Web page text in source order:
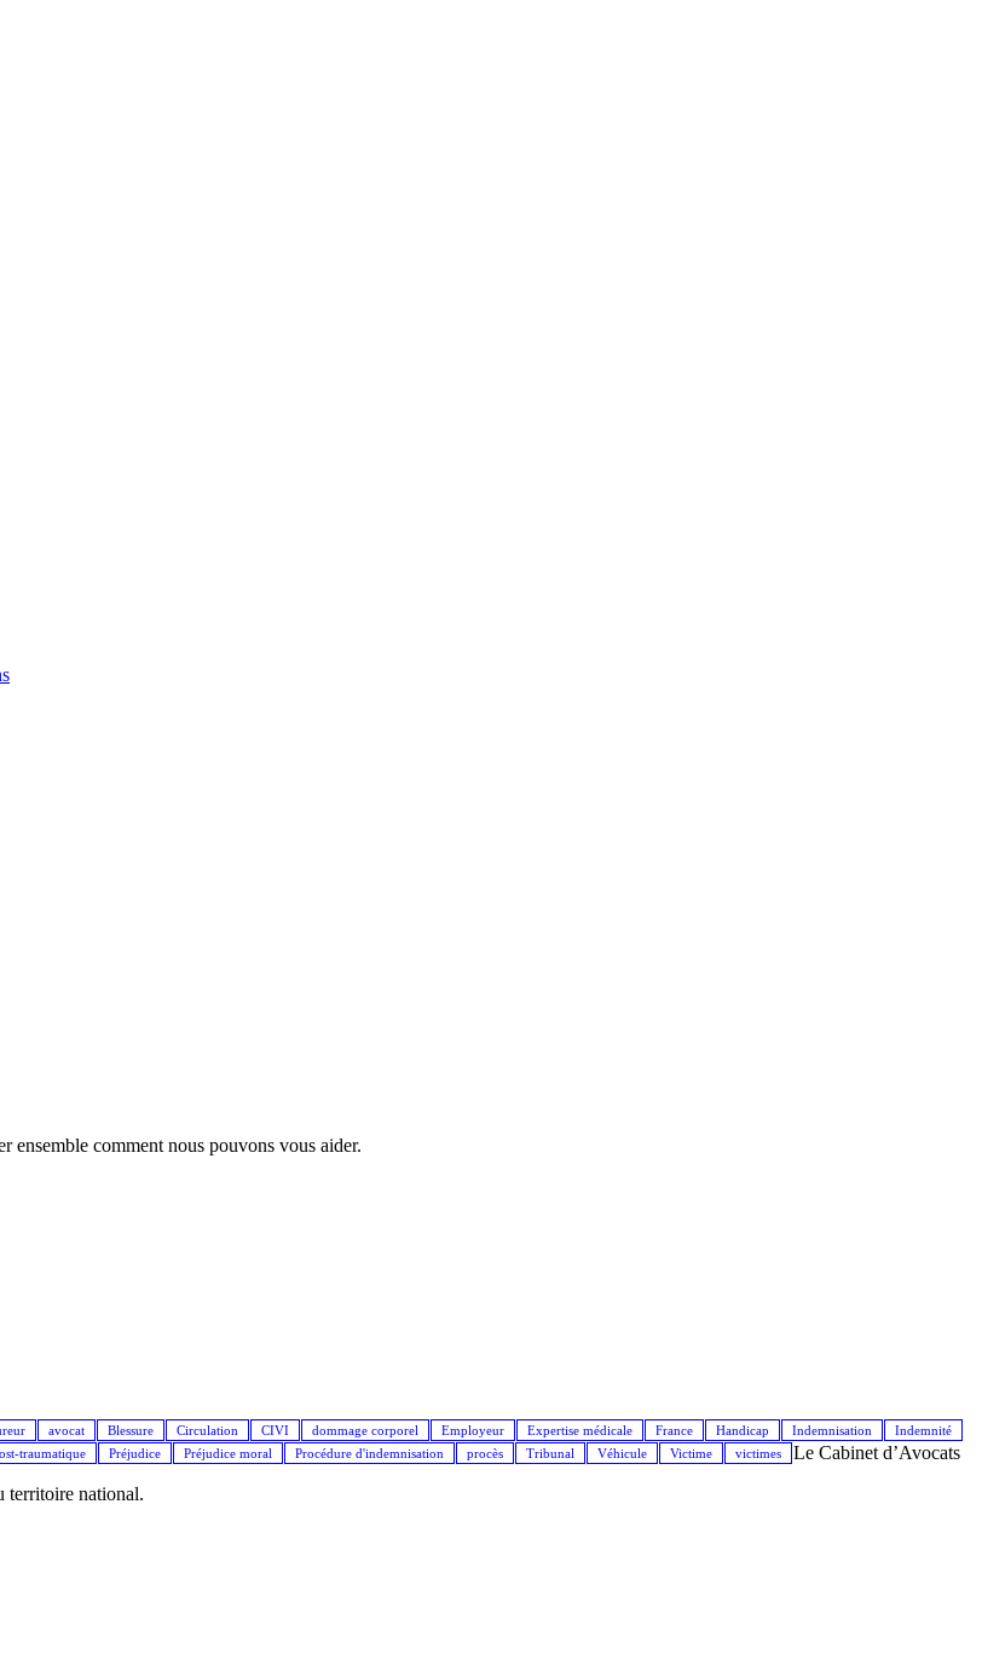
ensemble comment nous pouvons vous aider.
avocat Blessure Circulation CIVI dommage corporel Employeur Expertise médicale France Handicap Indemnisation
Indemnité
traumatique Préjudice Préjudice moral Procédure d'indemnisation procès Tribunal Véhicule Victime victimes
Le Cabinet d’Avocats
territoire national.